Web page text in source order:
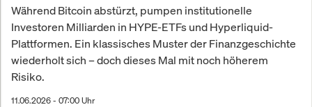
Während Bitcoin abstürzt, pumpen institutionelle
Investoren Milliarden in HYPE-ETFs und Hyperliquid-
Plattformen. Ein klassisches Muster der Finanzgeschichte
wiederholt sich – doch dieses Mal mit noch höherem
Risiko.
11.06.2026 - 07:00 Uhr